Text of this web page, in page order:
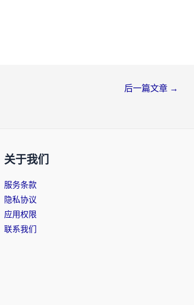
后一篇文章 →
关于我们
服务条款
隐私协议
应用权限
联系我们